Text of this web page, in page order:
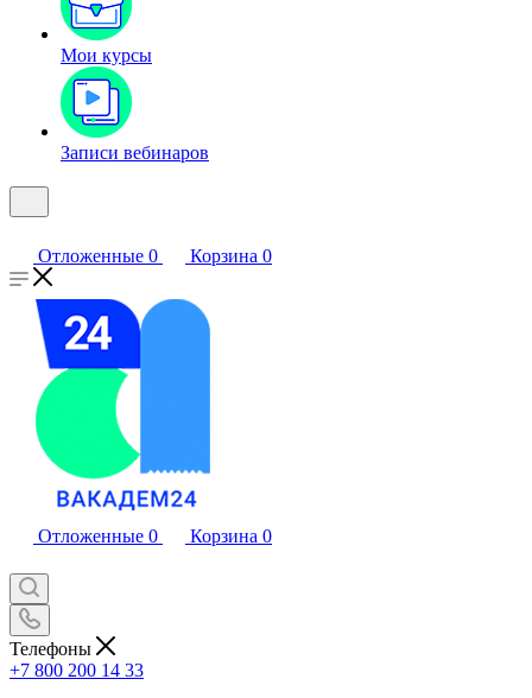
Мои курсы
Записи вебинаров
Отложенные 0 Корзина 0
Отложенные 0 Корзина 0
Телефоны
+7 800 200 14 33